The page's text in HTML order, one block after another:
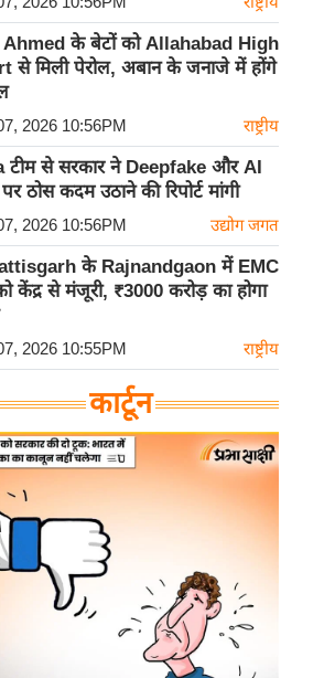
के बेटों को Allahabad High
से मिली पेरोल, अबान के जनाजे में होंगे
2026 10:56PM राष्ट्रीय
टीम से सरकार ने Deepfake और AI
ठोस कदम उठाने की रिपोर्ट मांगी
2026 10:56PM उद्योग जगत
के Rajnandgaon में EMC
केंद्र से मंजूरी, ₹3000 करोड़ का होगा
2026 10:55PM राष्ट्रीय
कार्टून